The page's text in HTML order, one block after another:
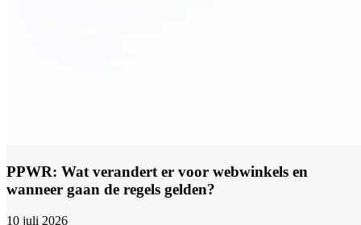
PPWR: Wat verandert er voor webwinkels en
wanneer gaan de regels gelden?
10 juli 2026